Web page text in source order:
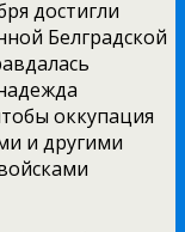
достигли
Белградской
оккупация
и другими